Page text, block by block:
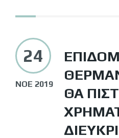
24
ΝΟΈ 2019
ΘΑ